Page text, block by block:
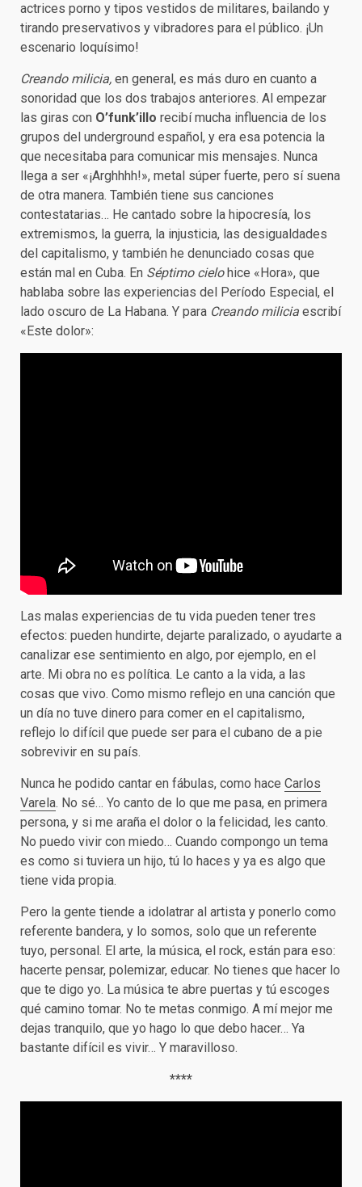
actrices porno y tipos vestidos de militares, bailando y
tirando preservativos y vibradores para el público. ¡Un
escenario loquísimo!
Creando milicia, en general, es más duro en cuanto a
sonoridad que los dos trabajos anteriores. Al empezar
las giras con O’funk’illo recibí mucha influencia de los
grupos del underground español, y era esa potencia la
que necesitaba para comunicar mis mensajes. Nunca
llega a ser «¡Arghhhh!», metal súper fuerte, pero sí suena
de otra manera. También tiene sus canciones
contestatarias… He cantado sobre la hipocresía, los
extremismos, la guerra, la injusticia, las desigualdades
del capitalismo, y también he denunciado cosas que
están mal en Cuba. En Séptimo cielo hice «Hora», que
hablaba sobre las experiencias del Período Especial, el
lado oscuro de La Habana. Y para Creando milicia escribí
«Este dolor»:
Las malas experiencias de tu vida pueden tener tres
efectos: pueden hundirte, dejarte paralizado, o ayudarte a
canalizar ese sentimiento en algo, por ejemplo, en el
arte. Mi obra no es política. Le canto a la vida, a las
cosas que vivo. Como mismo reflejo en una canción que
un día no tuve dinero para comer en el capitalismo,
reflejo lo difícil que puede ser para el cubano de a pie
sobrevivir en su país.
Nunca he podido cantar en fábulas, como hace Carlos
Varela. No sé… Yo canto de lo que me pasa, en primera
persona, y si me araña el dolor o la felicidad, les canto.
No puedo vivir con miedo… Cuando compongo un tema
es como si tuviera un hijo, tú lo haces y ya es algo que
tiene vida propia.
Pero la gente tiende a idolatrar al artista y ponerlo como
referente bandera, y lo somos, solo que un referente
tuyo, personal. El arte, la música, el rock, están para eso:
hacerte pensar, polemizar, educar. No tienes que hacer lo
que te digo yo. La música te abre puertas y tú escoges
qué camino tomar. No te metas conmigo. A mí mejor me
dejas tranquilo, que yo hago lo que debo hacer… Ya
bastante difícil es vivir… Y maravilloso.
****